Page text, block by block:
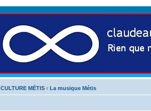
CULTURE MÉTIS ‹ La musique Métis